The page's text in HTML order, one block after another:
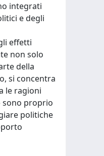
integrati
e degli
effetti
non solo
della
si concentra
le ragioni
sono proprio
politiche